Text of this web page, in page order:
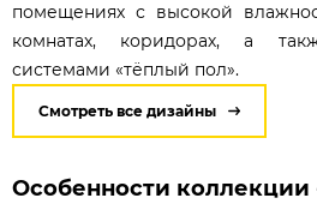
помещениях с высокой
комнатах, коридорах, а
системами «тёплый пол».
Смотреть все дизайны
Особенности